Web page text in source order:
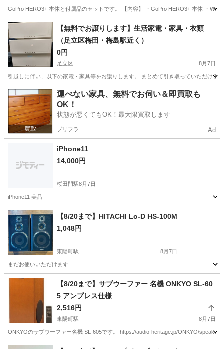
GoPro HERO3+ 本体と付属品のセットです。 【内容】 ・GoPro HERO3+ 本体 ・Wi-
東京 杉並区 高井戸駅 カメラ GoPro
【無料でお譲りします】生活家電・家具・衣類
（足立区梅田・梅島駅近く）
0円
足立区 8月7日
引越しに伴い、以下の家電・家具等をお譲りします。 まとめて引き取っていただけ
東京 足立区 生活家電
運べない家具、無料でお伺い＆即買取も
OK！
状態が悪くてもOK！最大限買取します
プリフラ Ad
iPhone11
14,000円
桜田門駅8月7日
iPhone11 美品
東京 千代田区 桜田門駅
【8/20まで】HITACHI Lo-D HS-100M
1,048円
東陽町駅 8月7日
まだお使いいただけます
東京 江東区 東陽町駅 オーディオ HITACHI
【8/20まで】サブウーファー 名機 ONKYO SL-60
5 アンプレス仕様
2,516円
東陽町駅 8月7日
ONKYOのサブウーファー名機 SL-605です。 https://audio-heritage.jp/ONKYO/
東京 江東区 東陽町駅 ウーファー